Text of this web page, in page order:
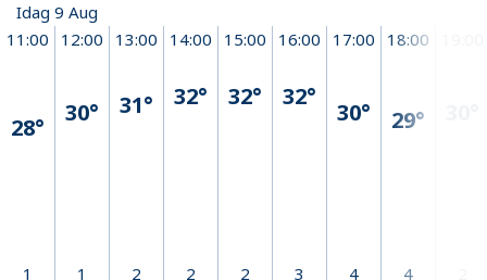
Idag 9 Aug
11:00
28°
1
12:00
30°
1
13:00
31°
2
14:00
32°
2
15:00
32°
2
16:00
32°
3
17:00
30°
4
18:00
29°
4